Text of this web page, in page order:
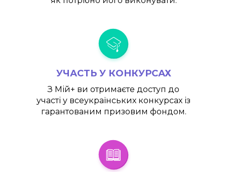
УЧАСТЬ У КОНКУРСАХ
З Мій+ ви отримаєте доступ до
участі у всеукраїнських конкурсах із
гарантованим призовим фондом.